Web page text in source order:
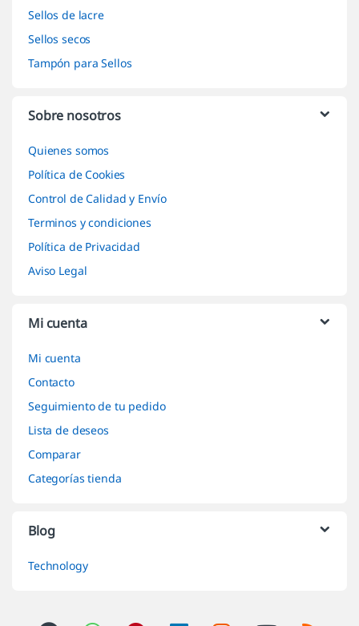
Sellos de lacre
Sellos secos
Tampón para Sellos
Sobre nosotros
Quienes somos
Política de Cookies
Control de Calidad y Envío
Terminos y condiciones
Política de Privacidad
Aviso Legal
Mi cuenta
Mi cuenta
Contacto
Seguimiento de tu pedido
Lista de deseos
Comparar
Categorías tienda
Blog
Technology